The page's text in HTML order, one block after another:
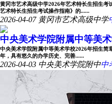
黄冈市艺术高级中学2026年艺术特长生招生考
艺术特长生招生考试操作指南》的......
2026-04-07 黄冈市艺术高级中学
中央美术学院附属中等美
中央美术学院附属中等美术学校2026年招生简
年，具有悠久的办学历史、完善......
2026-04-03 中央美术学院附中中